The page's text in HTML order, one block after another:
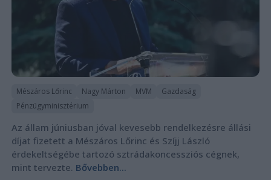
Mészáros Lőrinc Nagy Márton MVM
Gazdaság
Pénzügyminisztérium
Az állam júniusban jóval kevesebb rendelkezésre állási
díjat fizetett a Mészáros Lőrinc és Szíjj László
érdekeltségébe tartozó sztrádakoncessziós cégnek,
mint tervezte. Bővebben...